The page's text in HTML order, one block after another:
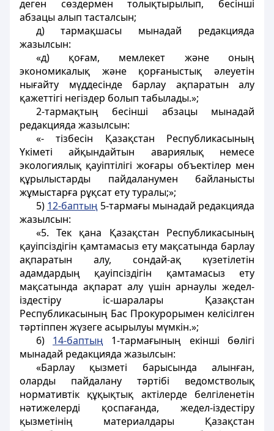
деген сөздермен толықтырылып, бесінші
абзацы алып тасталсын;
д) тармақшасы мынадай редакцияда
жазылсын:
«д) қоғам, мемлекет және оның
экономикалық және қорғаныстық әлеуетiн
нығайту мүддесiнде барлау ақпаратын алу
қажеттiгi негiздер болып табылады.»;
2-тармақтың бесінші абзацы мынадай
редакцияда жазылсын:
«- тiзбесiн Қазақстан Республикасының
Үкiметi айқындайтын авариялық немесе
экологиялық қауіптілігі жоғары объектiлер мен
құрылыстарды пайдаланумен байланысты
жұмыстарға рұқсат ету туралы;»;
5) 12-баптың 5-тармағы мынадай редакцияда
жазылсын:
«5. Тек қана Қазақстан Республикасының
қауiпсiздiгiн қамтамасыз ету мақсатында барлау
ақпаратын алу, сондай-ақ күзетілетін
адамдардың қауiпсiздiгiн қамтамасыз ету
мақсатында ақпарат алу үшін арнаулы жедел-
іздестіру іс-шаралары Қазақстан
Республикасының Бас Прокурорымен келiсiлген
тәртiппен жүзеге асырылуы мүмкiн.»;
6) 14-баптың 1-тармағының екінші бөлігі
мынадай редакцияда жазылсын:
«Барлау қызметі барысында алынған,
оларды пайдалану тәртібі ведомстволық
нормативтік құқықтық актілерде белгіленетін
нәтижелерді қоспағанда, жедел-іздестіру
қызметінің материалдары Қазақстан